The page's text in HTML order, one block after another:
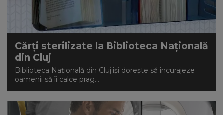
Cărți sterilizate la Biblioteca Națională
din Cluj
Biblioteca Națională din Cluj își dorește să încurajeze
oamenii să îi calce prag...